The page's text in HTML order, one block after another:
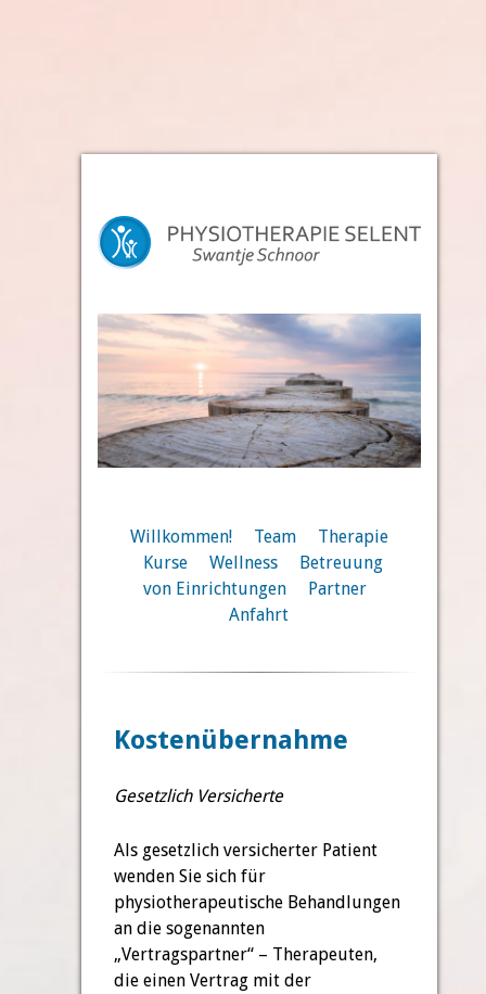
Willkommen! Team
Therapie
Kurse
Wellness
Betreuung
von Einrichtungen
Partner
Anfahrt
Kostenübernahme
Gesetzlich Versicherte
Als gesetzlich versicherter Patient
wenden Sie sich für
physiotherapeutische Behandlungen
an die sogenannten
„Vertragspartner“ – Therapeuten,
die einen Vertrag mit der